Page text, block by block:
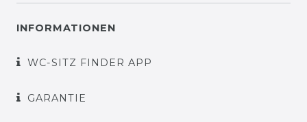
INFORMATIONEN
WC-SITZ FINDER APP
GARANTIE